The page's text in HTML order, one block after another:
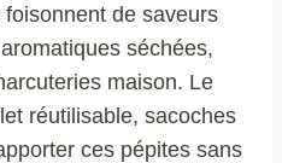
de saveurs
séchées,
maison. Le
réutilisable, sacoches
ces pépites sans